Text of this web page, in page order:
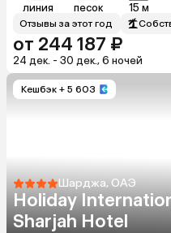
линия песок 15 м
Отзывы за этот год
от 244 187 ₽
24 дек. - 30 дек., 6 ночей
Кешбэк + 5 603
Шарджа, ОАЭ
Holiday
Sharjah Hotel